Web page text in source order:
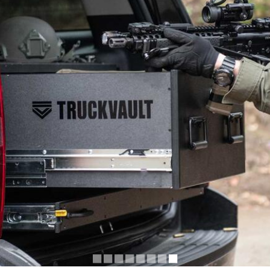
◼︎
◼︎
◼︎
◼︎
◼︎
◼︎
◼︎
◼︎